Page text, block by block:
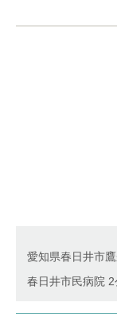
などの
愛知県春日井市
春日井市民病院 2